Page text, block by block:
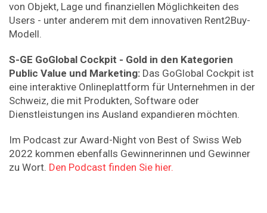
von Objekt, Lage und finanziellen Möglichkeiten des
Users - unter anderem mit dem innovativen Rent2Buy-
Modell.
S-GE GoGlobal Cockpit - Gold in den Kategorien
Public Value und Marketing: Das GoGlobal Cockpit ist
eine interaktive Onlineplattform für Unternehmen in der
Schweiz, die mit Produkten, Software oder
Dienstleistungen ins Ausland expandieren möchten.
Im Podcast zur Award-Night von Best of Swiss Web
2022 kommen ebenfalls Gewinnerinnen und Gewinner
zu Wort. Den Podcast finden Sie hier.